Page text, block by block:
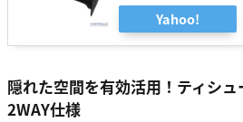
Yahoo!
隠れた空間を有効活用！ティシ
2WAY仕様